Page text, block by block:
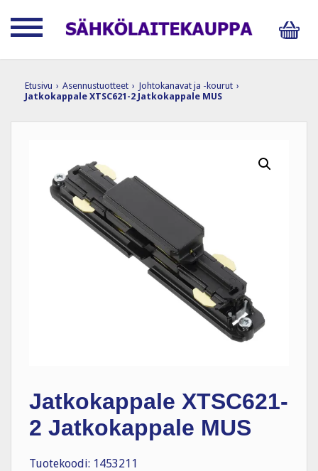
Etusivu › Asennustuotteet › Johtokanavat ja -kourut ›
Jatkokappale XTSC621-2 Jatkokappale MUS
Jatkokappale XTSC621-
2 Jatkokappale MUS
Tuotekoodi: 1453211